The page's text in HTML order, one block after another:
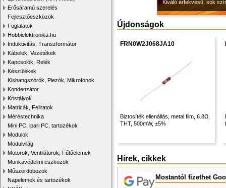
Erősáramú szerelés
Fejlesztőeszközök
Foglalatok
Hobbielektronika.hu
Induktivitás, Transzformátor
Kábelek, Vezetékek
Kapcsolók, Relék
Készülékek
Kishangszórók, Piezók, Mikrofonok
Kondenzátor
Kristályok
Matricák, Feliratok
Méréstechnika
Mini PC, ipari PC, tartozékok
Modulok
Modulvilág
Motorok, Ventilátorok, Fűtőelemek
Munkavédelmi eszközök
Műszerdobozok
Napelemek és tartozékok
Kiváló árfekvésű, sok
Újdonságok
FRN0W2J068JA10
Biztosíték ellenállás, metal film, 6.8Ω,
THT, 500mW, ±5%
Hírek, cikkek
Mostantól fizethet